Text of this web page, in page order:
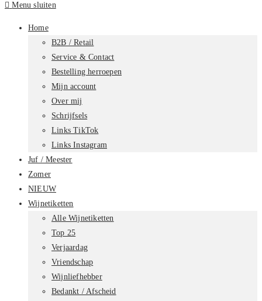
Menu sluiten
Home
B2B / Retail
Service & Contact
Bestelling herroepen
Mijn account
Over mij
Schrijfsels
Links TikTok
Links Instagram
Juf / Meester
Zomer
NIEUW
Wijnetiketten
Alle Wijnetiketten
Top 25
Verjaardag
Vriendschap
Wijnliefhebber
Bedankt / Afscheid